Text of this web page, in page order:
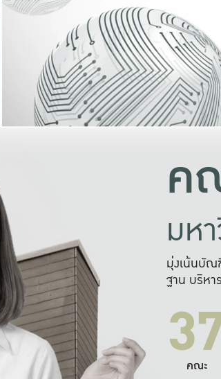
ค
มห
มุ่งเน้นบั
ฐาน บริหา
คณะ